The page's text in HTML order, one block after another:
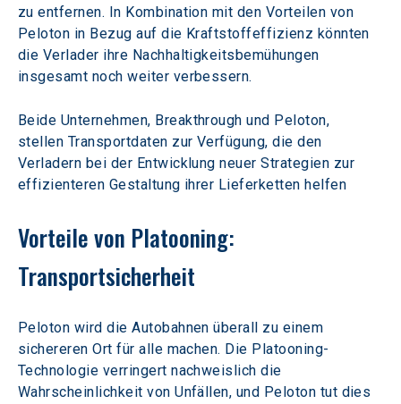
zu entfernen. In Kombination mit den Vorteilen von
Peloton in Bezug auf die Kraftstoffeffizienz könnten
die Verlader ihre Nachhaltigkeitsbemühungen
insgesamt noch weiter verbessern.
Beide Unternehmen, Breakthrough und Peloton,
stellen Transportdaten zur Verfügung, die den
Verladern bei der Entwicklung neuer Strategien zur
effizienteren Gestaltung ihrer Lieferketten helfen
Vorteile von Platooning:
Transportsicherheit
Peloton wird die Autobahnen überall zu einem
sichereren Ort für alle machen. Die Platooning-
Technologie verringert nachweislich die
Wahrscheinlichkeit von Unfällen, und Peloton tut dies